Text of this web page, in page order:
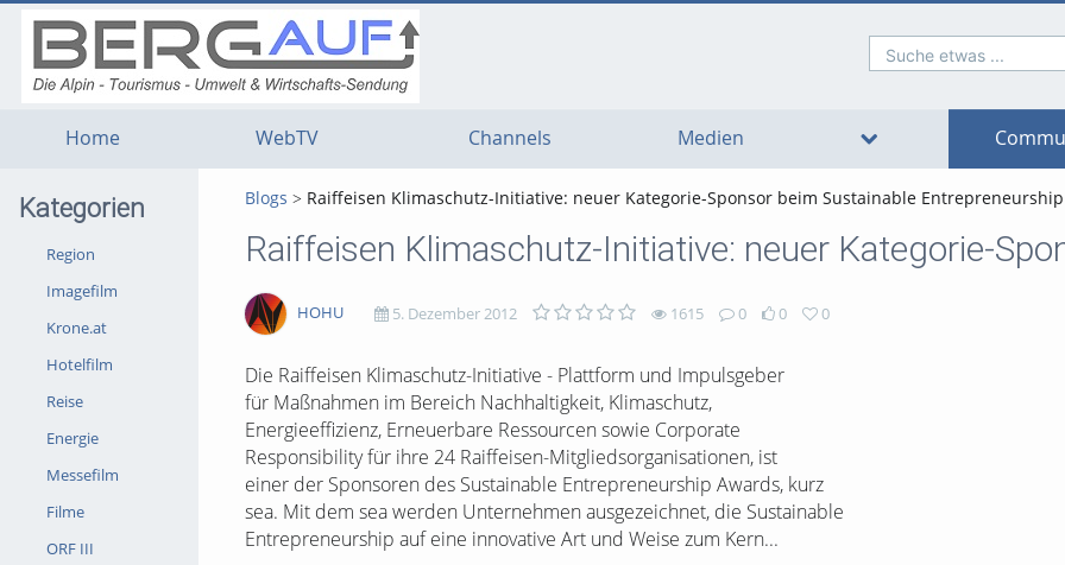
Suche etwas ...
Home WebTV Channels Medien
Kategorien
Region
Imagefilm
Krone.at
Hotelfilm
Reise
Energie
Messefilm
Filme
ORF III
Blogs Raiffeisen Klimaschutz-Initiative: neuer Kategorie-Sponsor beim Sustainable
Raiffeisen Klimaschutz-Initiative: neuer Kategorie-
HOHU 5. Dezember 2012 1615 0
Kommentare
0 0
favorites
Die Raiffeisen Klimaschutz-Initiative - Plattform und Impulsgeber
für Maßnahmen im Bereich Nachhaltigkeit, Klimaschutz,
Energieeffizienz, Erneuerbare Ressourcen sowie Corporate
Responsibility für ihre 24 Raiffeisen-Mitgliedsorganisationen, ist
einer der Sponsoren des Sustainable Entrepreneurship Awards, kurz
sea. Mit dem sea werden Unternehmen ausgezeichnet, die Sustainable
Entrepreneurship auf eine innovative Art und Weise zum Kern...